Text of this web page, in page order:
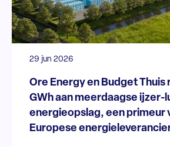
29 jun 2026
Ore Energy en Budget Thuis
GWh aan meerdaagse ijzer-
energieopslag, een primeur
Europese